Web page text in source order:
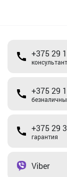
+375 29
+375 29
+375 29
гарантия
Viber